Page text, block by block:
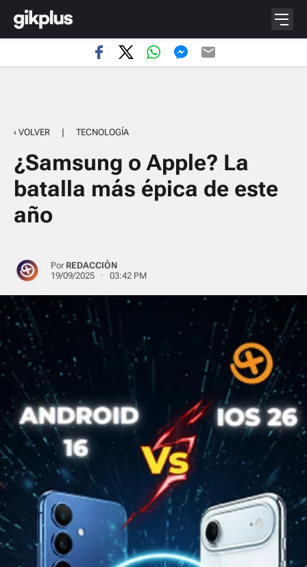
‹ VOLVER | TECNOLOGÍA
¿Samsung o Apple? La
batalla más épica de este
año
Por REDACCIÓN
19/09/2025 · 03:42 PM